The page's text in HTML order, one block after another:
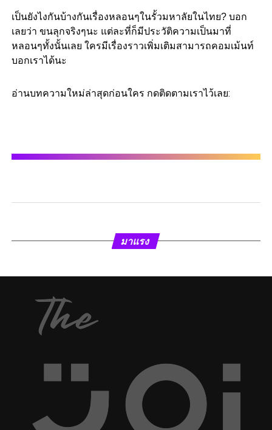
เป็นยังไงกันบ้างกันเรื่องหลอนๆในรั้วมหาลัยในไทย? บอก
เลยว่า ขนลุกจริงๆนะ แต่ละที่ก็มีประวัติความเป็นมาที่
หลอนๆทั้งนั้นเลย ใครมีเรื่องราวเพิ่มเติมสามารถคอมเม้นท์
บอกเราได้นะ
อ่านบทความใหม่ล่าสุดก่อนใคร กดติดตามเราไว้เลย:
มาแรง